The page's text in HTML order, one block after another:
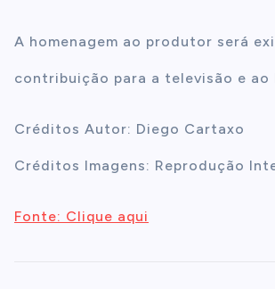
A homenagem ao produtor será
contribuição para a televisão e
Créditos Autor: Diego Cartaxo
Créditos Imagens: Reprodução
Fonte: Clique aqui